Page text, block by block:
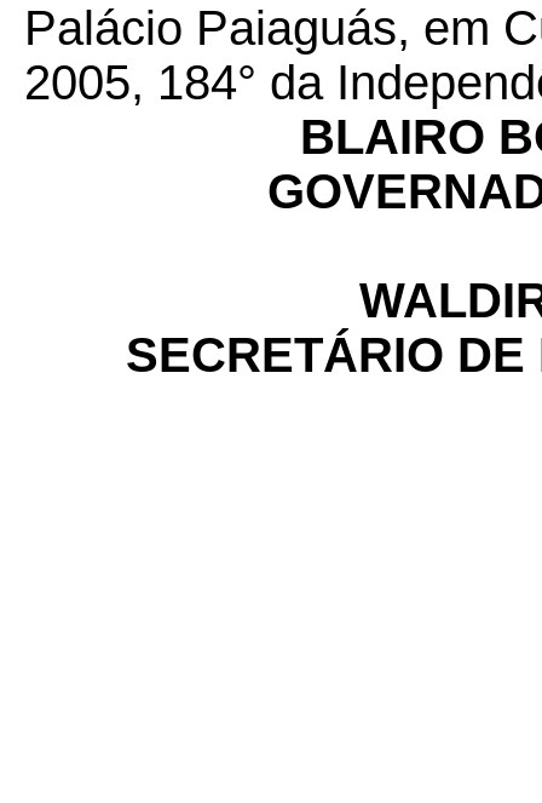
Palácio Paiaguás, em
2005, 184° da
BLAIRO
SECRETÁRIO